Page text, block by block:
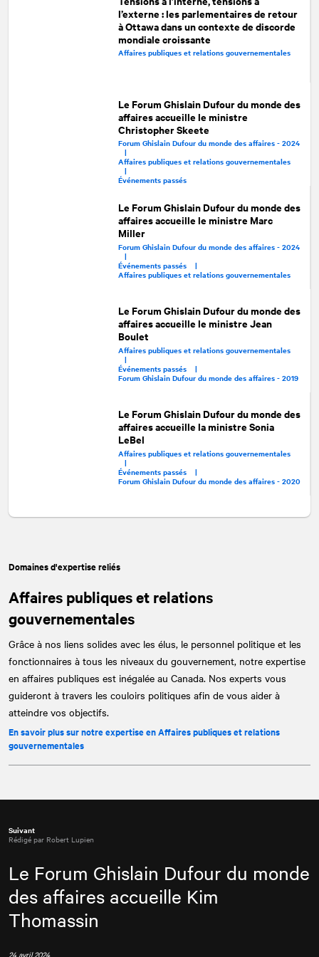
l’externe : les parlementaires de retour
à Ottawa dans un contexte de discorde
mondiale croissante
Affaires publiques et relations gouvernementales
Le Forum Ghislain Dufour du monde des
affaires accueille le ministre
Christopher Skeete
Forum Ghislain Dufour du monde des affaires - 2024
|
Affaires publiques et relations gouvernementales
|
Événements passés
Le Forum Ghislain Dufour du monde des
affaires accueille le ministre Marc
Miller
Forum Ghislain Dufour du monde des affaires - 2024
|
Événements passés |
Affaires publiques et relations gouvernementales
Le Forum Ghislain Dufour du monde des
affaires accueille le ministre Jean
Boulet
Affaires publiques et relations gouvernementales
|
Événements passés |
Forum Ghislain Dufour du monde des affaires - 2019
Le Forum Ghislain Dufour du monde des
affaires accueille la ministre Sonia
LeBel
Affaires publiques et relations gouvernementales
|
Événements passés |
Forum Ghislain Dufour du monde des affaires - 2020
Domaines d'expertise reliés
Affaires publiques et relations
gouvernementales
Grâce à nos liens solides avec les élus, le personnel politique et les
fonctionnaires à tous les niveaux du gouvernement, notre expertise
en affaires publiques est inégalée au Canada. Nos experts vous
guideront à travers les couloirs politiques afin de vous aider à
atteindre vos objectifs.
En savoir plus sur notre expertise en Affaires publiques et relations
gouvernementales
Suivant
Rédigé par Robert Lupien
Le Forum Ghislain Dufour du monde
des affaires accueille Kim
Thomassin
24 avril 2024